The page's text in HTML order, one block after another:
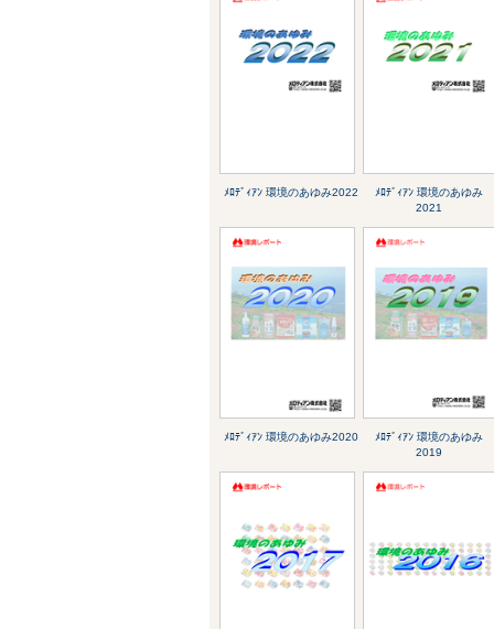
ﾒﾛﾃﾞｨｱﾝ 環境のあゆみ2022
ﾒﾛﾃﾞｨｱﾝ 環境のあゆみ
2021
ﾒﾛﾃﾞｨｱﾝ 環境のあゆみ2020
ﾒﾛﾃﾞｨｱﾝ 環境のあゆみ
2019